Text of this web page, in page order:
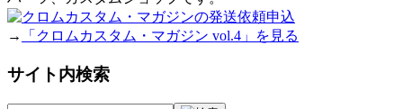
→ 「クロムカスタム・マガジン vol.4」を見る
サイト内検索